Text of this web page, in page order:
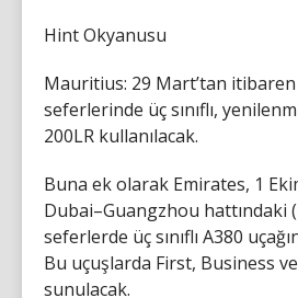
Hint Okyanusu
Mauritius: 29 Mart’tan itibaren
seferlerinde üç sınıflı,
200LR kullanılacak.
Buna ek olarak Emirates, 1
Dubai–Guangzhou hattındaki
seferlerde üç sınıflı A380
Bu uçuşlarda First, Business ve
sunulacak.